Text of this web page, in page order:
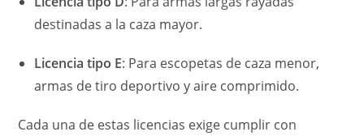
destinadas a la caza mayor.
Licencia tipo E: Para escopetas de caza menor,
armas de tiro deportivo y aire comprimido.
Cada una de estas licencias exige cumplir con